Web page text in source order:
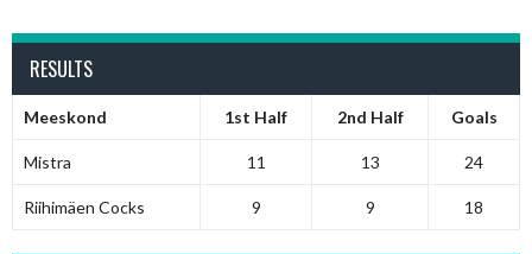
RESULTS
Meeskond 1st Half 2nd Half Goals
Mistra 11 13 24
Riihimäen Cocks 9 9 18